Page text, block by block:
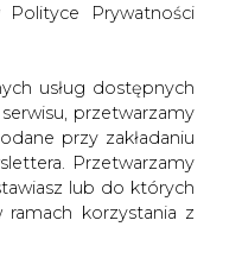
Prywatności
usług dostępnych
przetwarzamy
przy zakładaniu
Przetwarzamy
lub do których
korzystania z
Rekordowy import